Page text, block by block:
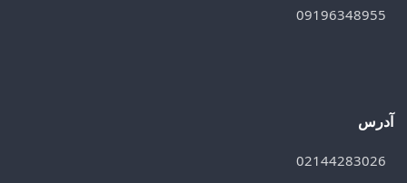
آدرس